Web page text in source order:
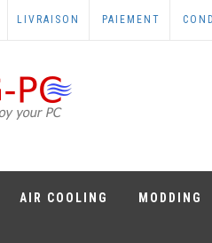
LIVRAISON PAIEMENT
AIR COOLING MODDING